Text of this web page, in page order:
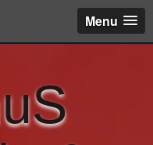
Menu